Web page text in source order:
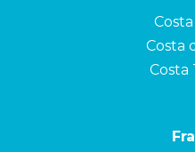
Costa
Costa